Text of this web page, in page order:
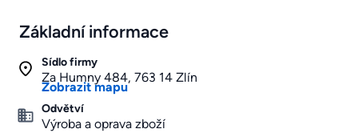
Základní informace
Sídlo firmy
Za Humny 484, 763 14 Zlín
Zobrazit mapu
Odvětví
Výroba a oprava zboží